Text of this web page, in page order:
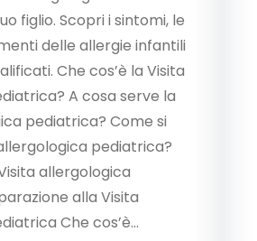
figlio. Scopri i sintomi, le
delle allergie infantili
Che cos’è la Visita
A cosa serve la
pediatrica? Come si
pediatrica?
allergologica
alla Visita
Che cos’è…